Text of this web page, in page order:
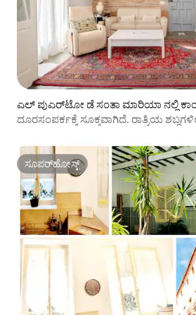
ಎಲ್ ಪುಎರ್‌ಟೋ ಡೆ ಸಂತಾ ಮಾರಿಯಾ ನಲ್ಲಿ
ದೂರಸಂಪರ್ಕಕ್ಕೆ ಸೂಕ್ತವಾಗಿದೆ. ರಾತ್ರಿಯ
ಸೂಪರ್‌ಹೋಸ್ಟ್
ಸೂಪರ್‌ಹೋಸ್ಟ್